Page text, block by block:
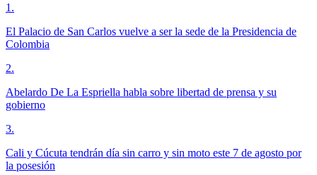
1 .
El Palacio de San Carlos vuelve a ser la sede de la Presidencia de
Colombia
2.
Abelardo De La Espriella habla sobre libertad de prensa y su
gobierno
3.
Cali y Cúcuta tendrán día sin carro y sin moto este 7 de agosto por
la posesión